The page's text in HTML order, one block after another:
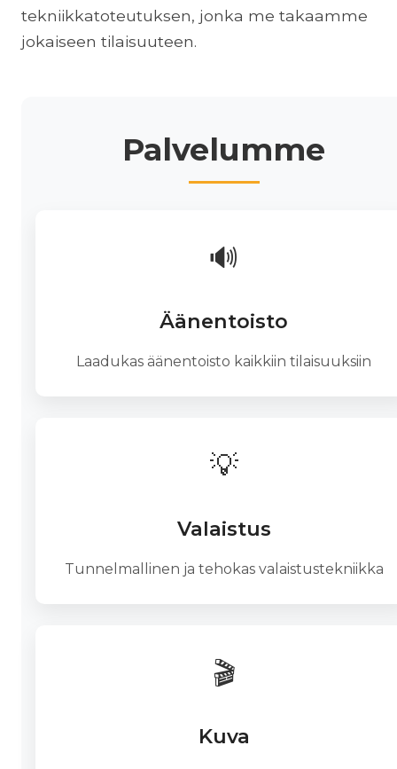
tekniikkatoteutuksen, jonka me takaamme
jokaiseen tilaisuuteen.
Palvelumme
🔊
Äänentoisto
Laadukas äänentoisto kaikkiin tilaisuuksiin
💡
Valaistus
Tunnelmallinen ja tehokas valaistustekniikka
🎬
Kuva